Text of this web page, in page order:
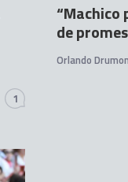
1
“Machico
de
Orlando